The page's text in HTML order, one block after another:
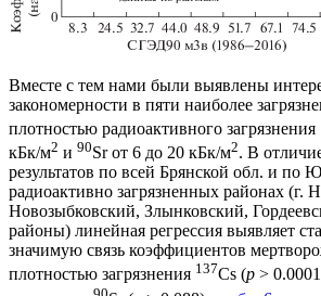
Вместе с тем нами были выявлены
закономерности в пяти наиболее
плотностью радиоактивного загрязнения
кБк/м2 и 90Sr от 6 до 20 кБк/м2. В
результатов по всей Брянской обл. и по
радиоактивно загрязненных районах (г.
Новозыбковский, Злынковский,
районы) линейная регрессия выявляет
значимую связь коэффициентов
плотностью загрязнения 137Cs (p >